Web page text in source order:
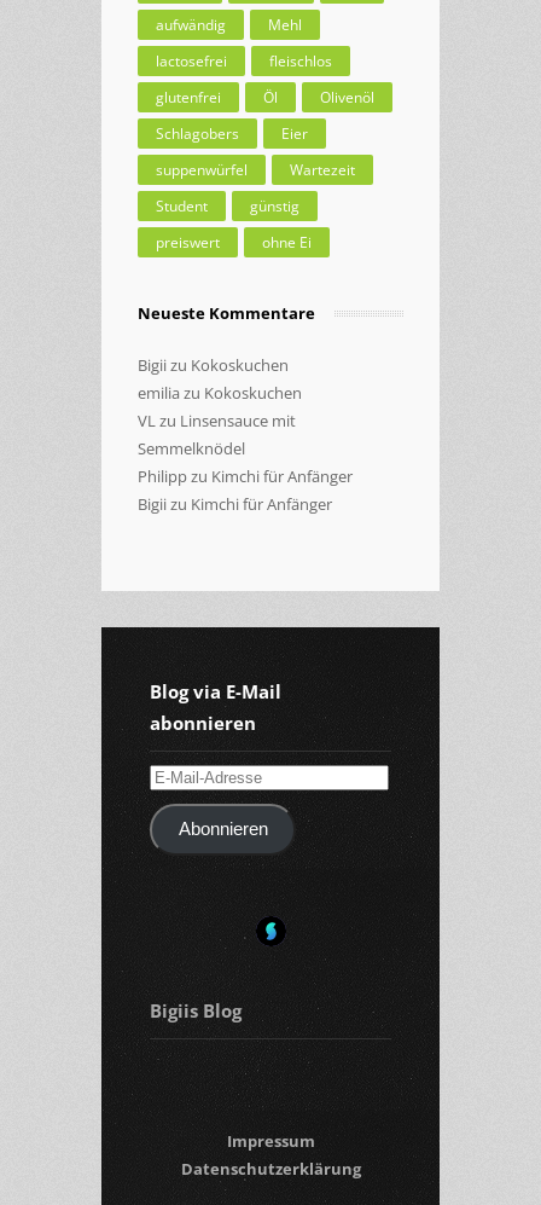
aufwändig
Mehl
lactosefrei
fleischlos
glutenfrei
Öl
Olivenöl
Schlagobers
Eier
suppenwürfel
Wartezeit
Student
günstig
preiswert
ohne Ei
Neueste Kommentare
Bigiizu Kokoskuchen
emilia zu Kokoskuchen
VLzu Linsensauce mit
Semmelknödel
Philippzu Kimchi für Anfänger
Bigiizu Kimchi für Anfänger
Blog via E-Mail
abonnieren
E-
Mail-
AdresseAbonnieren
Bigiis Blog
Impressum
Datenschutzerklärung